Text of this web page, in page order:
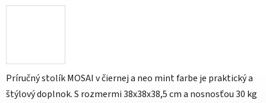
Príručný stolík MOSAI v čiernej a neo mint farbe je praktický a
štýlový doplnok. S rozmermi 38x38x38,5 cm a nosnosťou 30 kg